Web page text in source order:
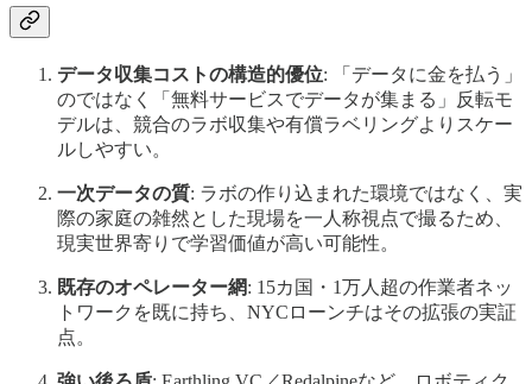
データ収集コストの構造的優位: 「データに金を払う」
のではなく「無料サービスでデータが集まる」反転モ
デルは、競合のラボ収集や有償ラベリングよりスケー
ルしやすい。
一次データの質: ラボの作り込まれた環境ではなく、実
際の家庭の雑然とした現場を一人称視点で撮るため、
現実世界寄りで学習価値が高い可能性。
既存のオペレーター網: 15カ国・1万人超の作業者ネッ
トワークを既に持ち、NYCローンチはその拡張の実証
点。